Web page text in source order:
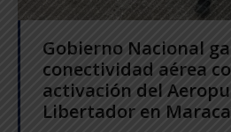
Gobierno Nacional
conectividad aérea
activación del
Libertador en